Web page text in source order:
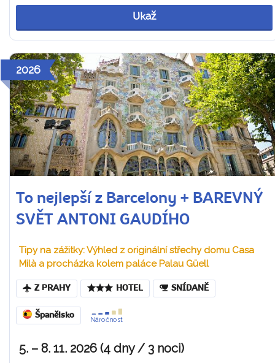
Ukaž
2026
To nejlepší z Barcelony + BAREVNÝ
SVĚT ANTONI GAUDÍHO
Tipy na zážitky: Výhled z originální střechy domu Casa
Milà a procházka kolem paláce Palau Güell
Z PRAHY HOTEL SNÍDANĚ
Španělsko
Náročnost
5. – 8. 11. 2026 (4 dny / 3 noci)